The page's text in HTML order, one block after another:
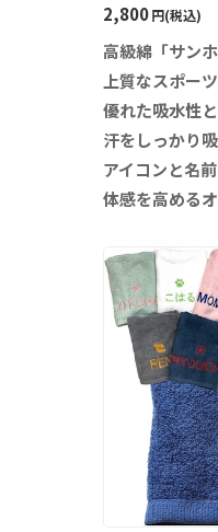
2,800円(税込)
高級綿「サン
上質なスポー
優れた吸水性
汗をしっかり吸
アイコンと名
体感を高める